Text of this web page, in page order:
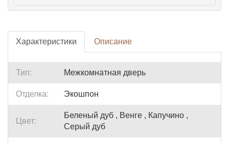
Характеристики Описание
Тип: Межкомнатная дверь
Отделка: Экошпон
Цвет:
Беленый дуб , Венге , Капучино ,
Серый дуб